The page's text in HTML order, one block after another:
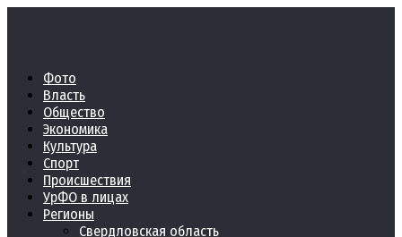
Фото
Власть
Общество
Экономика
Культура
Спорт
Происшествия
УрФО в лицах
Регионы
Свердловская область